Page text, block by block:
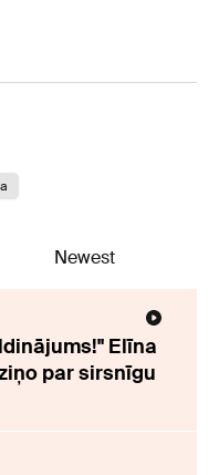
Newest
Elīna
par sirsnīgu